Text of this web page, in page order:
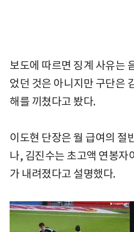
보도에 따르면 징계 사유는
었던 것은 아니지만 구단은
해를 끼쳤다고 봤다.
이도현 단장은 월 급여의 절
나, 김진수는 초고액 연봉자
가 내려졌다고 설명했다.